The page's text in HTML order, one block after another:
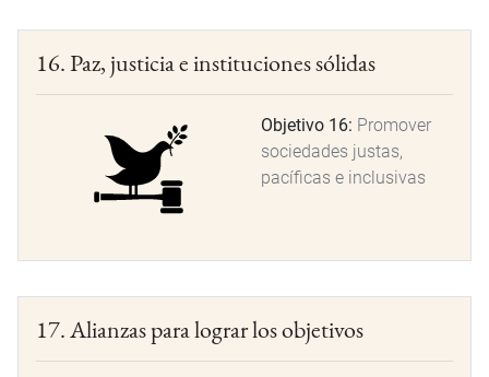
16. Paz, justicia e instituciones sólidas
Objetivo 16: Promover
sociedades justas,
pacíficas e inclusivas
17. Alianzas para lograr los objetivos